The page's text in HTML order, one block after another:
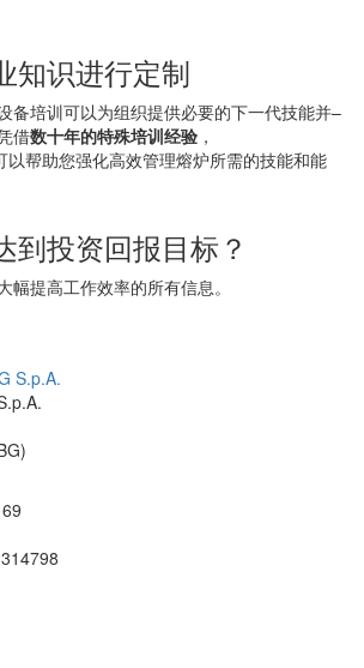
知识进行定制
备培训可以为组织提供必要的下一代技能并–
借数十年的特殊培训经验 ，
以帮助您强化高效管理熔炉所需的技能和能
到投资回报目标？
幅提高工作效率的所有信息。